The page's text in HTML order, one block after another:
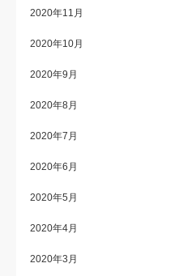
2020年11月
2020年10月
2020年9月
2020年8月
2020年7月
2020年6月
2020年5月
2020年4月
2020年3月